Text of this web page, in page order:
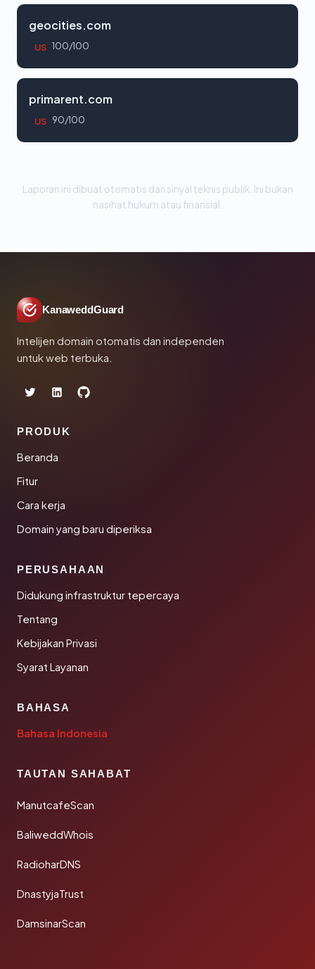
geocities.com
US 100/100
primarent.com
US 90/100
Laporan ini dibuat otomatis dari sinyal teknis publik. Ini bukan
nasihat hukum atau finansial.
KanaweddGuard
Intelijen domain otomatis dan independen
untuk web terbuka.
PRODUK
Beranda
Fitur
Cara kerja
Domain yang baru diperiksa
PERUSAHAAN
Didukung infrastruktur tepercaya
Tentang
Kebijakan Privasi
Syarat Layanan
BAHASA
Bahasa Indonesia
TAUTAN SAHABAT
ManutcafeScan
BaliweddWhois
RadioharDNS
DnastyjaTrust
DamsinarScan